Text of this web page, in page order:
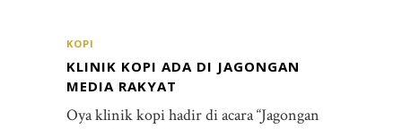
KOPI
KLINIK KOPI ADA DI JAGONGAN
MEDIA RAKYAT
Oya klinik kopi hadir di acara “Jagongan